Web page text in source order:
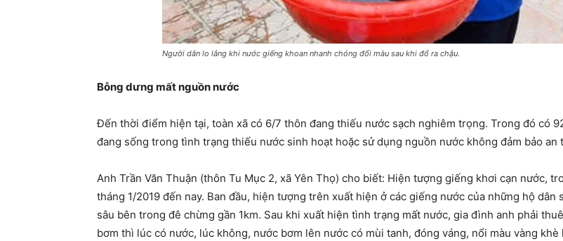
Người dân lo lắng khi nước giếng khoan nhanh chóng đổi màu sau khi đổ ra chậu.
Bỗng dưng mất nguồn nước
Đến thời điểm hiện tại, toàn xã có 6/7 thôn đang thiếu nước sạch nghiêm trọng. Trong đó có
đang sống trong tình trạng thiếu nước sinh hoạt hoặc sử dụng nguồn nước không đảm bảo an
Anh Trần Văn Thuận (thôn Tu Mục 2, xã Yên Thọ) cho biết: Hiện tượng giếng khơi cạn nước,
tháng 1/2019 đến nay. Ban đầu, hiện tượng trên xuất hiện ở các giếng nước của những hộ
sâu bên trong đê chừng gần 1km. Sau khi xuất hiện tình trạng mất nước, gia đình anh phải
bơm thì lúc có nước, lúc không, nước bơm lên nước có mùi tanh, đóng váng, nổi màu vàng